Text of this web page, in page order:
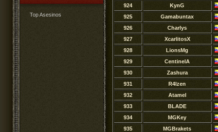
Top Asesinos
924
KynG
925
Gamabuntax
926
Charlys
927
XcarlitosX
928
LionsMg
929
CentinelA
930
Zashura
931
R4Izen
932
Atamel
933
BLADE
934
MGKey
935
MGBrakets